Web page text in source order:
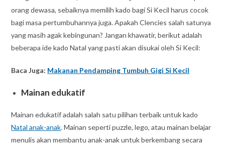
orang dewasa, sebaiknya memilih kado bagi Si Kecil harus cocok
bagi masa pertumbuhannya juga. Apakah Clencies salah satunya
yang masih agak kebingunan? Jangan khawatir, berikut adalah
beberapa ide kado Natal yang pasti akan disukai oleh Si Kecil:
Baca Juga: Makanan Pendamping Tumbuh Gigi Si Kecil
Mainan edukatif
Mainan edukatif adalah salah satu pilihan terbaik untuk kado
Natal anak-anak. Mainan seperti puzzle, lego, atau mainan belajar
menulis akan membantu anak-anak untuk berkembang secara